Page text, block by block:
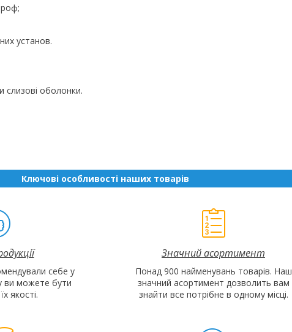
установ.
слизові оболонки.
Ключові особливості наших товарів
Значний асортимент
себе у
ви можете бути
якості.
Понад 900 найменувань товарів. Наш
значний асортимент дозволить вам
знайти все потрібне в одному місці.